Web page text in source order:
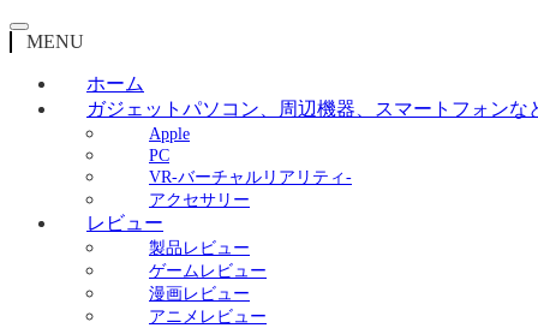
MENU
ホーム
ガジェット パソコン、周辺機器、スマートフォンな
Apple
PC
VR-バーチャルリアリティ-
アクセサリー
レビュー
製品レビュー
ゲームレビュー
漫画レビュー
アニメレビュー